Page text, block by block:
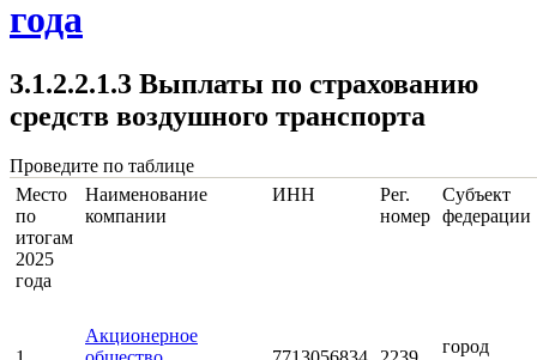
года
3.1.2.2.1.3 Выплаты по страхованию
средств воздушного транспорта
Проведите по таблице
Место
по
итогам
2025
года
Наименование
компании
ИНН
Рег.
номер
Субъект
федерации
Акционерное
город